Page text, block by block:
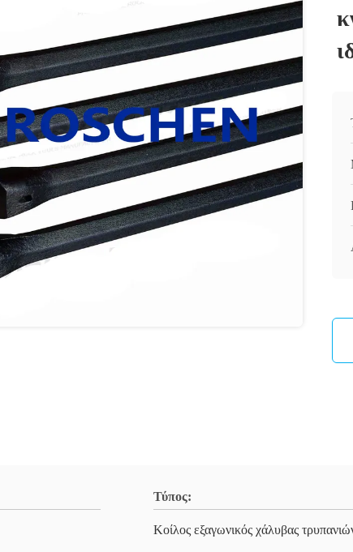
Τύπος:
Κοίλος εξαγωνικός χάλυβας